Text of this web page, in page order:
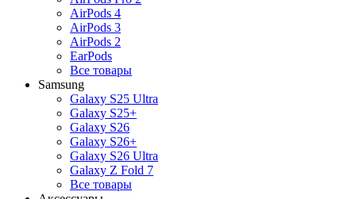
AirPods 4
AirPods 3
AirPods 2
EarPods
Все товары
Samsung
Galaxy S25 Ultra
Galaxy S25+
Galaxy S26
Galaxy S26+
Galaxy S26 Ultra
Galaxy Z Fold 7
Все товары